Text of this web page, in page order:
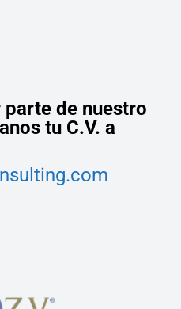
de nuestro
tu C.V. a